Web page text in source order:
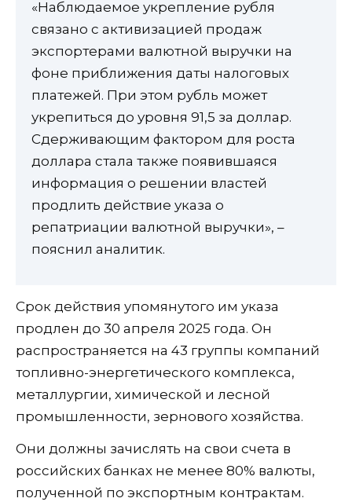
«Наблюдаемое укрепление рубля
связано с активизацией продаж
экспортерами валютной выручки на
фоне приближения даты налоговых
платежей. При этом рубль может
укрепиться до уровня 91,5 за доллар.
Сдерживающим фактором для роста
доллара стала также появившаяся
информация о решении властей
продлить действие указа о
репатриации валютной выручки», –
пояснил аналитик.
Срок действия упомянутого им указа
продлен до 30 апреля 2025 года. Он
распространяется на 43 группы компаний
топливно-энергетического комплекса,
металлургии, химической и лесной
промышленности, зернового хозяйства.
Они должны зачислять на свои счета в
российских банках не менее 80% валюты,
полученной по экспортным контрактам.